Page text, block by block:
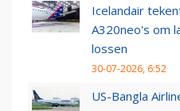
Icelandair
A320neo's om
lossen
30-07-2026, 6:52
US-Bangla